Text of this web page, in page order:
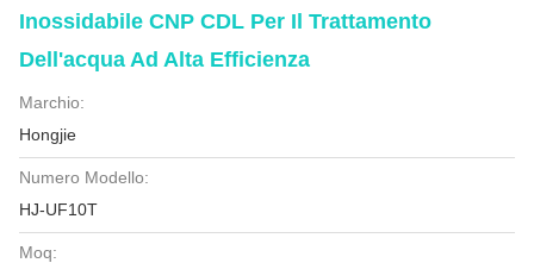
Inossidabile CNP CDL Per Il Trattamento
Dell'acqua Ad Alta Efficienza
Marchio:
Hongjie
Numero Modello:
HJ-UF10T
Moq: